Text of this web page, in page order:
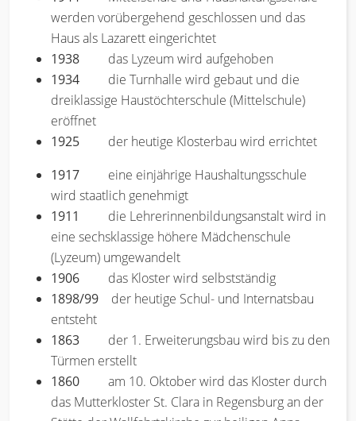
werden vorübergehend geschlossen und das
Haus als Lazarett eingerichtet
1938 das Lyzeum wird aufgehoben
1934 die Turnhalle wird gebaut und die
dreiklassige Haustöchterschule (Mittelschule)
eröffnet
1925 der heutige Klosterbau wird errichtet
1917 eine einjährige Haushaltungsschule
wird staatlich genehmigt
1911 die Lehrerinnenbildungsanstalt wird in
eine sechsklassige höhere Mädchenschule
(Lyzeum) umgewandelt
1906 das Kloster wird selbstständig
1898/99 der heutige Schul- und Internatsbau
entsteht
1863 der 1. Erweiterungsbau wird bis zu den
Türmen erstellt
1860
am 10. Oktober wird das Kloster durch
das Mutterkloster St. Clara in Regensburg an der